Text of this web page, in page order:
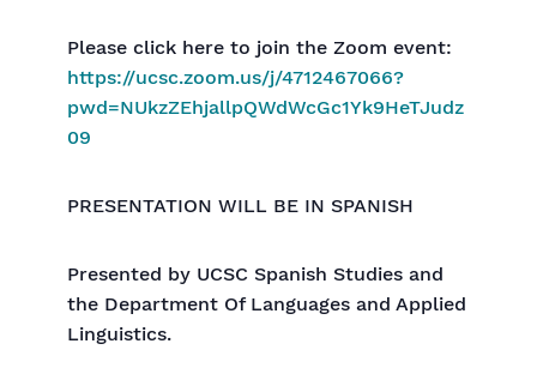
Please click here to join the Zoom event:
https://ucsc.zoom.us/j/4712467066?
pwd=NUkzZEhjallpQWdWcGc1Yk9HeTJudz
09
PRESENTATION WILL BE IN SPANISH
Presented by UCSC Spanish Studies and
the Department Of Languages and Applied
Linguistics.